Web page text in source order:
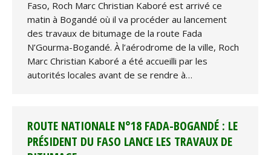
Faso, Roch Marc Christian Kaboré est arrivé ce
matin à Bogandé où il va procéder au lancement
des travaux de bitumage de la route Fada
N’Gourma-Bogandé. À l’aérodrome de la ville, Roch
Marc Christian Kaboré a été accueilli par les
autorités locales avant de se rendre à…
ROUTE NATIONALE N°18 FADA-BOGANDÉ : LE
PRÉSIDENT DU FASO LANCE LES TRAVAUX DE